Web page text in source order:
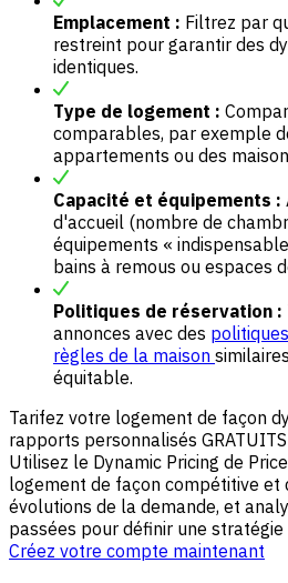
Emplacement : Filtrez par
restreint pour garantir des
identiques.
Type de logement :
comparables, par exemple
appartements ou des
Capacité et équipements :
d'accueil (nombre de
équipements «
bains à remous ou espaces
Politiques de réservation :
annonces avec des
règles de la maison
équitable.
Tarifez votre logement de façon
rapports personnalisés
Utilisez le Dynamic Pricing de
logement de façon compétitive et
évolutions de la demande, et
passées pour définir une
Créez votre compte maintenant